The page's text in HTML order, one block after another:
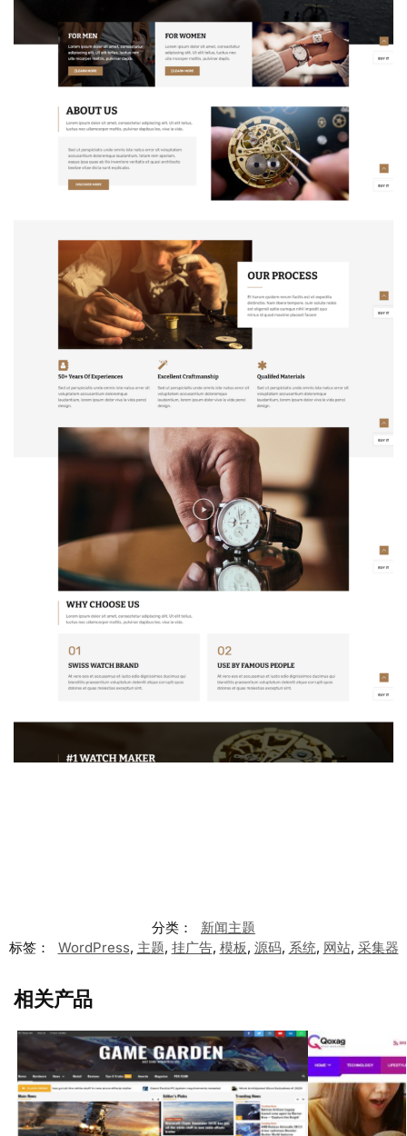
分类：
新闻主题
标签：
WordPress, 主题, 挂广告, 模板, 源码, 系统, 网站, 采集器
相关产品